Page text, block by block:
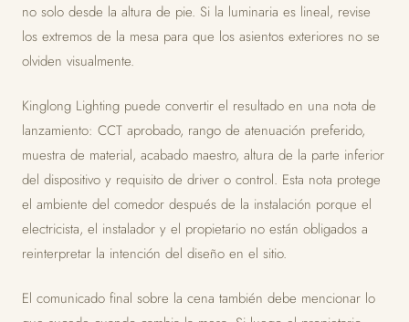
no solo desde la altura de pie. Si la luminaria es lineal, revise
los extremos de la mesa para que los asientos exteriores no se
olviden visualmente.
Kinglong Lighting puede convertir el resultado en una nota de
lanzamiento: CCT aprobado, rango de atenuación preferido,
muestra de material, acabado maestro, altura de la parte inferior
del dispositivo y requisito de driver o control. Esta nota protege
el ambiente del comedor después de la instalación porque el
electricista, el instalador y el propietario no están obligados a
reinterpretar la intención del diseño en el sitio.
El comunicado final sobre la cena también debe mencionar lo